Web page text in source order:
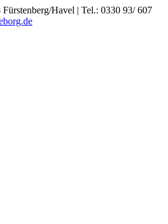
Havel | Tel.: 0330 93/ 607